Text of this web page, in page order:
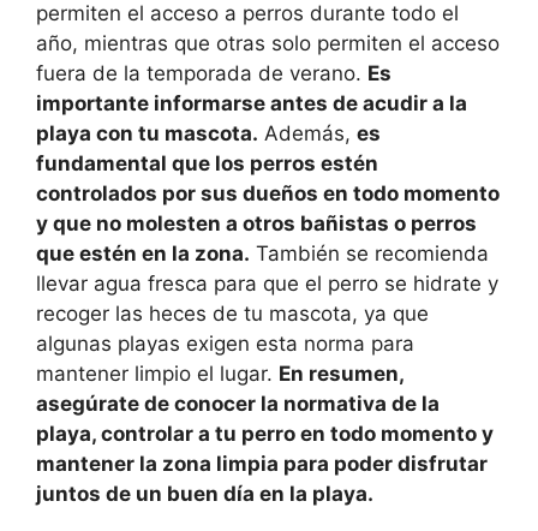
permiten el acceso a perros durante todo el
año, mientras que otras solo permiten el acceso
fuera de la temporada de verano. Es
importante informarse antes de acudir a la
playa con tu mascota. Además, es
fundamental que los perros estén
controlados por sus dueños en todo momento
y que no molesten a otros bañistas o perros
que estén en la zona. También se recomienda
llevar agua fresca para que el perro se hidrate y
recoger las heces de tu mascota, ya que
algunas playas exigen esta norma para
mantener limpio el lugar. En resumen,
asegúrate de conocer la normativa de la
playa, controlar a tu perro en todo momento y
mantener la zona limpia para poder disfrutar
juntos de un buen día en la playa.